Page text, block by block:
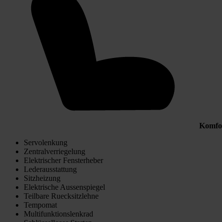
Servolenkung
Zentralverriegelung
Elektrischer Fensterheber
Lederausstattung
Sitzheizung
Elektrische Aussenspiegel
Teilbare Ruecksitzlehne
Tempomat
Multifunktionslenkrad